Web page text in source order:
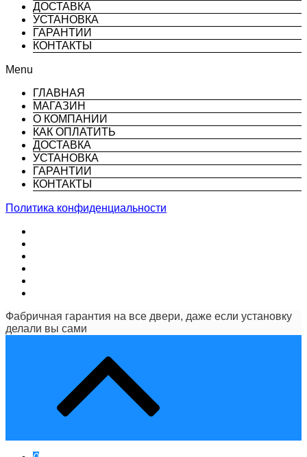
ДОСТАВКА
УСТАНОВКА
ГАРАНТИИ
КОНТАКТЫ
Menu
ГЛАВНАЯ
МАГАЗИН
О КОМПАНИИ
КАК ОПЛАТИТЬ
ДОСТАВКА
УСТАНОВКА
ГАРАНТИИ
КОНТАКТЫ
Политика конфиденциальности
Фабричная гарантия на все двери, даже если установку
делали вы сами